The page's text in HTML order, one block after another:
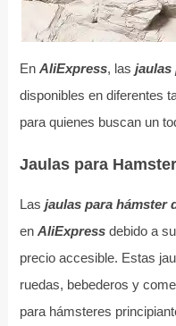
En AliExpress, las jaulas
disponibles en diferentes
para quienes buscan un
Jaulas para
Las jaulas para hámster
en AliExpressdebido a
precio accesible. Estas
ruedas, bebederos y
para hámsteres